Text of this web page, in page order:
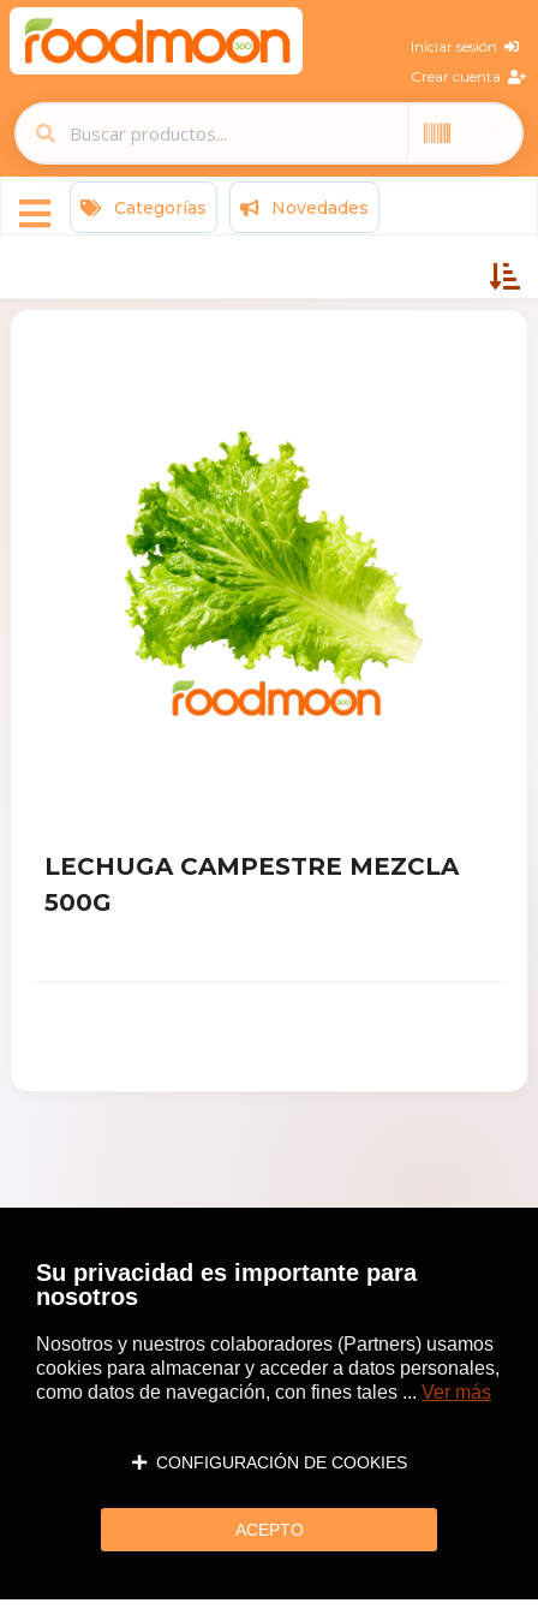
Iniciar sesión
Crear cuenta
Categorías Novedades
LECHUGA CAMPESTRE MEZCLA
500G
Su privacidad es importante para
nosotros
Nosotros y nuestros colaboradores (Partners) usamos
cookies para almacenar y acceder a datos personales,
como datos de navegación, con fines tales ... Ver más
CONFIGURACIÓN DE COOKIES
ACEPTO